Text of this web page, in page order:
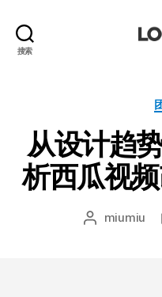
搜索
从设计趋
析西瓜视
文 miumiu